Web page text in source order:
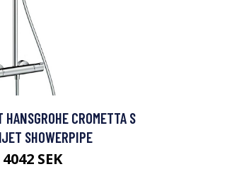
HANSGROHE CROMETTA S
SHOWERPIPE
4042 SEK